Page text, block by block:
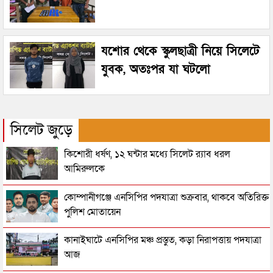
যশোর থেকে স্কুলছাত্রী নিয়ে সিলেটে
যুবক, অতঃপর যা ঘটলো
সিলেট জুড়ে
কিশোরী ধর্ষণ, ১২ ঘন্টার মধ্যে সিলেট র‌্যাব ধরল
আমিরুলকে
কোম্পানীগঞ্জে এনসিপির পদযাত্রা শুক্রবার, থাকবে অতিরিক্ত
পুলিশ মোতায়েন
কানাইঘাটে এনসিপির মঞ্চ প্রস্তুত, কড়া নিরাপত্তায় পদযাত্রা
আজ